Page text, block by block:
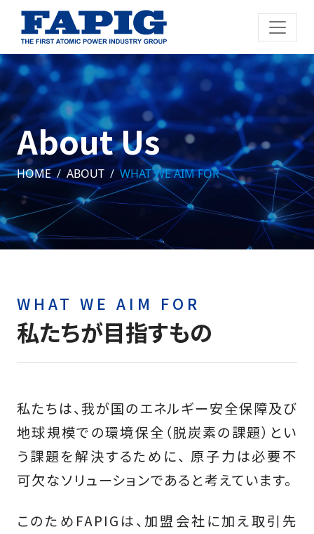
About Us
HOME ABOUT WHAT WE AIM FOR
WHAT WE AIM FOR
私たちが目指すもの
私たちは、我が国のエネルギー安全保障及び
地球規模での環境保全（脱炭素の課題）とい
う課題を解決するために、 原子力は必要不
可欠なソリューションであると考えています。
このためFAPIGは、加盟会社に加え取引先